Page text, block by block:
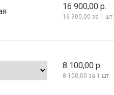
16 900,00 р.
16 900,00 за 1 шт.
8 100,00 р.
8 100,00 за 1 шт.